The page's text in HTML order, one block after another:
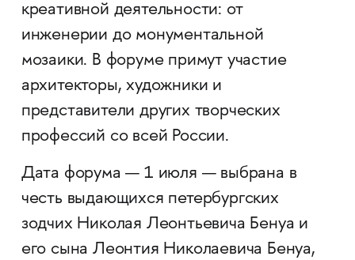
креативной деятельности: от
инженерии до монументальной
мозаики. В форуме примут участие
архитекторы, художники и
представители других творческих
профессий со всей России.
Дата форума — 1 июля — выбрана в
честь выдающихся петербургских
зодчих Николая Леонтьевича Бенуа и
его сына Леонтия Николаевича Бенуа,